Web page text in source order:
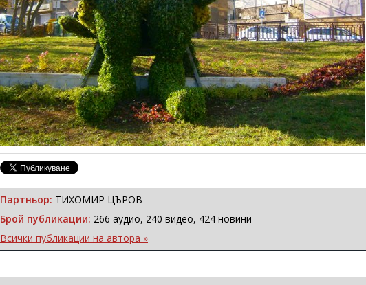
Партньор: ТИХОМИР ЦЪРОВ
Брой публикации: 266 аудио, 240 видео, 424 новини
Всички публикации на автора »